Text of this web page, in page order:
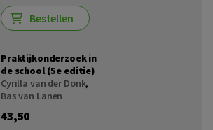
Bestellen
Praktijkonderzoek in
de school (5e editie)
Cyrilla van der Donk,
Bas van Lanen
43,50